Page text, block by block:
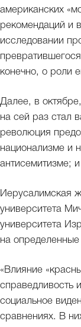
американских
рекомендаций и
исследовании
конечно, о роли
Далее, в
на сей раз стал
революция
национализме и
антисемитизме;
Иерусалимская
университета
университета
на
«Влияние
справедливость
социальное
сравнениях. В